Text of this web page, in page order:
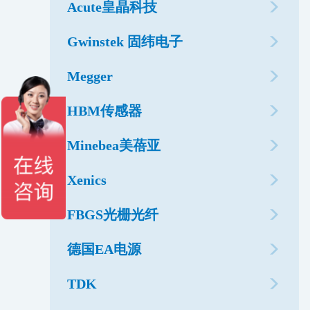
Acute皇晶科技
Gwinstek 固纬电子
Megger
HBM传感器
Minebea美蓓亚
Xenics
FBGS光栅光纤
德国EA电源
TDK